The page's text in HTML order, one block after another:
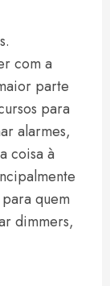
com a
parte
para
alarmes,
coisa à
quem
dimmers,